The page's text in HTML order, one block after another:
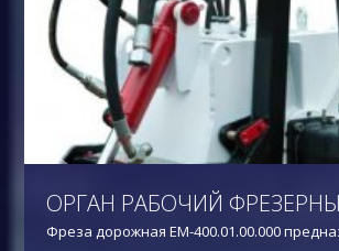
ОРГАН РАБОЧИЙ
Фреза дорожная ЕМ-400.01.00.000